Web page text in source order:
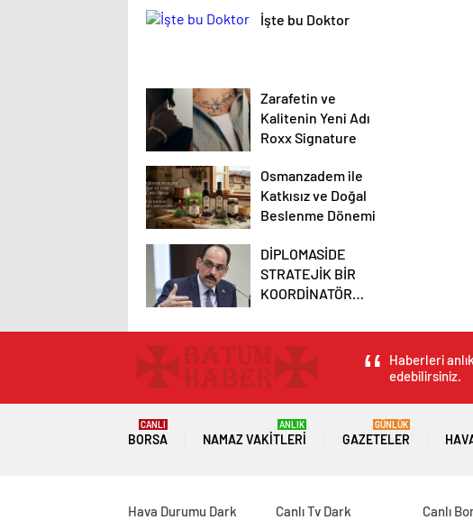
İşte bu Doktor
Zarafetin ve
Kalitenin Yeni Adı
Roxx Signature
Osmanzadem ile
Katkısız ve Doğal
Beslenme Dönemi
DİPLOMASİDE
STRATEJİK BİR
KOORDİNATÖR
Haberleri
edebilirsiniz.
BORSA
CANLI
NAMAZ VAKITLERI
ANLIK
GAZETELER
GÜNLÜK
Hava Durumu Dark Canlı Tv Dark Canlı